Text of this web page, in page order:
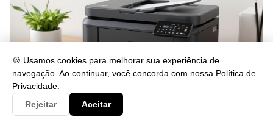
🍪 Usamos cookies para melhorar sua experiência de
navegação. Ao continuar, você concorda com nossa Política de
Privacidade
Rejeitar
Aceitar